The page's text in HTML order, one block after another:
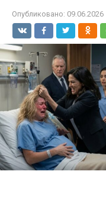
Опубликовано: 09.06.2026